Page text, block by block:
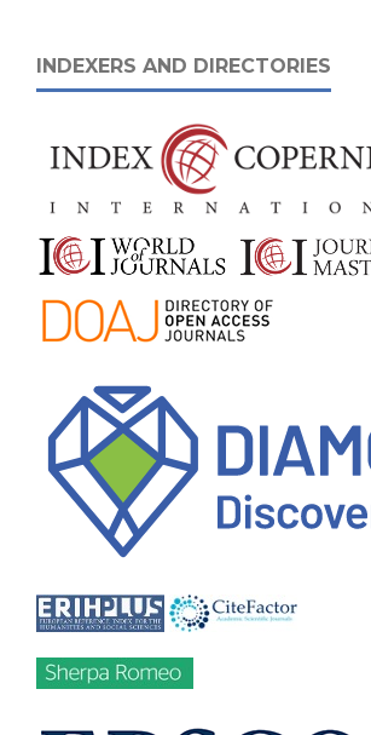
INDEXERS AND DIRECTORIES